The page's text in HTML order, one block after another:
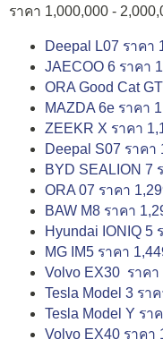
ราคา 1,000,000 -
Deepal L07 ราคา
JAECOO 6 ราคา
ORA Good Cat
MAZDA 6e ราคา
ZEEKR X ราคา
Deepal S07 ราคา
BYD SEALION 7
ORA 07 ราคา
BAW M8 ราคา
Hyundai IONIQ 5
MG IM5 ราคา
Volvo EX30 ราคา
Tesla Model 3 รา
Tesla Model Y รา
Volvo EX40 ราคา